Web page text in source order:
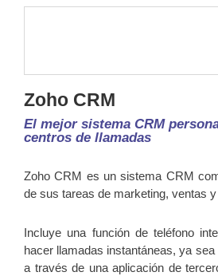
Zoho CRM
El mejor sistema CRM
centros de llamadas
Zoho CRM es un sistema CRM
de sus tareas de marketing, ventas
Incluye una función de teléfono
hacer llamadas instantáneas, ya
a través de una aplicación de